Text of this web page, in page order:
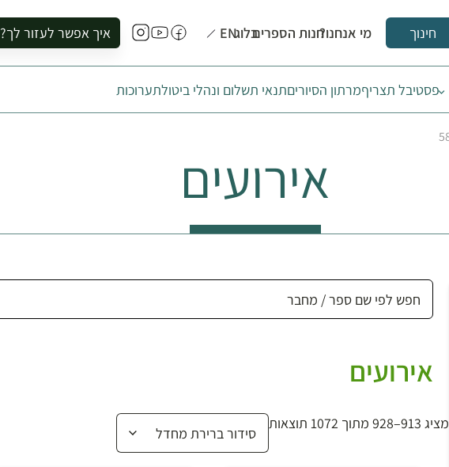
חינוך מי אנחנו?חנות הספריםבלוגEN איך אפשר לעזור לך?
להזמין סיור לקבוצה
להירשם לסיור
להירשם לקורס
פסטיבל תצריףמרתון הסיוריםתנאי תשלום ונהלי ביטולתערוכות
אירועים
אירועים
מציג 913–928 מתוך 1072 תוצאות